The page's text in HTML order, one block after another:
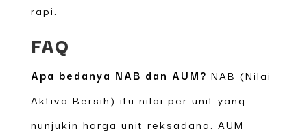
rapi.
FAQ
Apa bedanya NAB dan AUM? NAB (Nilai
Aktiva Bersih) itu nilai per unit yang
nunjukin harga unit reksadana. AUM